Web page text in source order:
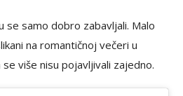
se samo dobro zabavljali. Malo
na romantičnoj večeri u
više nisu pojavljivali zajedno.